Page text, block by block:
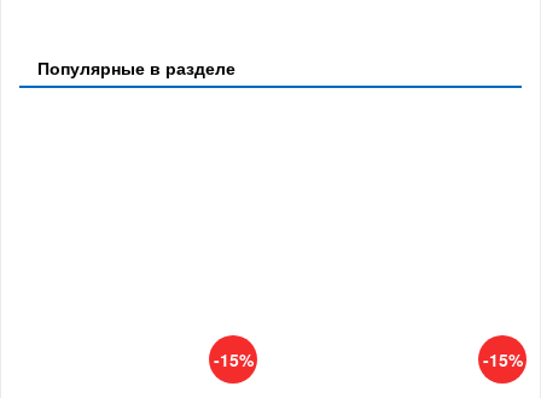
Популярные в разделе
-15% -15%